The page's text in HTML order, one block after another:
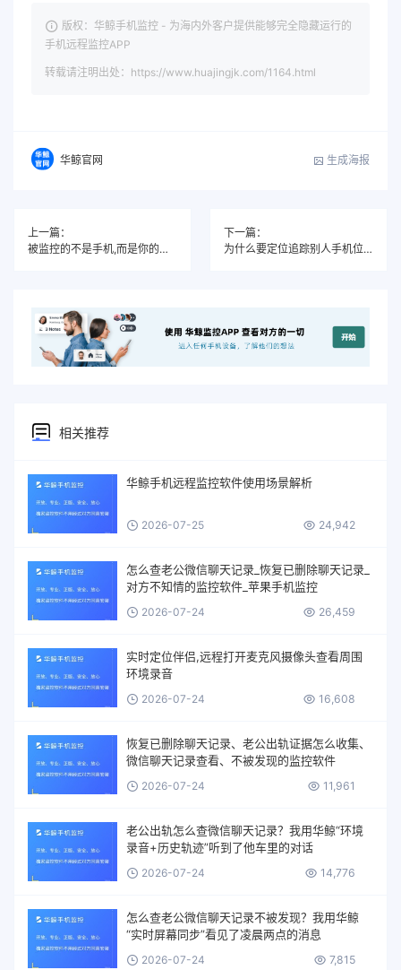
版权：华鲸手机监控 - 为海内外客户提供能够完全隐藏运行的
手机远程监控APP
转载请注明出处：https://www.huajingjk.com/1164.html
华鲸官网 生成海报
上一篇：
被监控的不是手机,而是你的人生:如何彻底清除被监控状态
下一篇：
为什么要定位追踪别人手机位置？
相关推荐
华鲸手机远程监控软件使用场景解析
2026-07-25 24,942
怎么查老公微信聊天记录_恢复已删除聊天记录_
对方不知情的监控软件_苹果手机监控
2026-07-24 26,459
实时定位伴侣,远程打开麦克风摄像头查看周围
环境录音
2026-07-24 16,608
恢复已删除聊天记录、老公出轨证据怎么收集、
微信聊天记录查看、不被发现的监控软件
2026-07-24 11,961
老公出轨怎么查微信聊天记录？我用华鲸“环境
录音+历史轨迹”听到了他车里的对话
2026-07-24 14,776
怎么查老公微信聊天记录不被发现？我用华鲸
“实时屏幕同步”看见了凌晨两点的消息
2026-07-24 7,815